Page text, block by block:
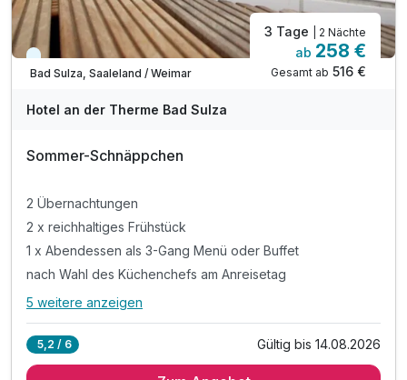
1 Erwachsenen und 1 Kind
Kurzfristig verfügbar
Bad Sulza, Saaleland / Weimar
3 Tage | 2 Nächte
ab 258 €
Gesamt ab 516 €
Hotel an der Therme Bad Sulza
Sommer-Schnäppchen
2 Übernachtungen
2 x reichhaltiges Frühstück
1 x Abendessen als 3-Gang Menü oder Buffet
nach Wahl des Küchenchefs am Anreisetag
Alle Inklusivleistungen
5 weitere anzeigen
5,2 / 6 Gültig bis 14.08.2026